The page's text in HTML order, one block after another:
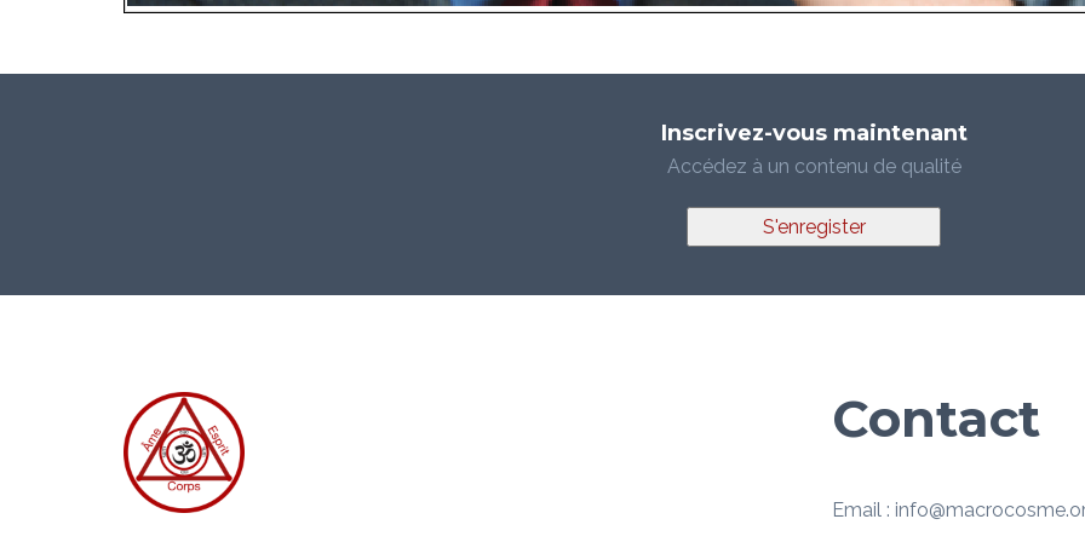
Inscrivez-vous maintenant
Accédez à un contenu de qualité
S'enregister
Contact
Email :